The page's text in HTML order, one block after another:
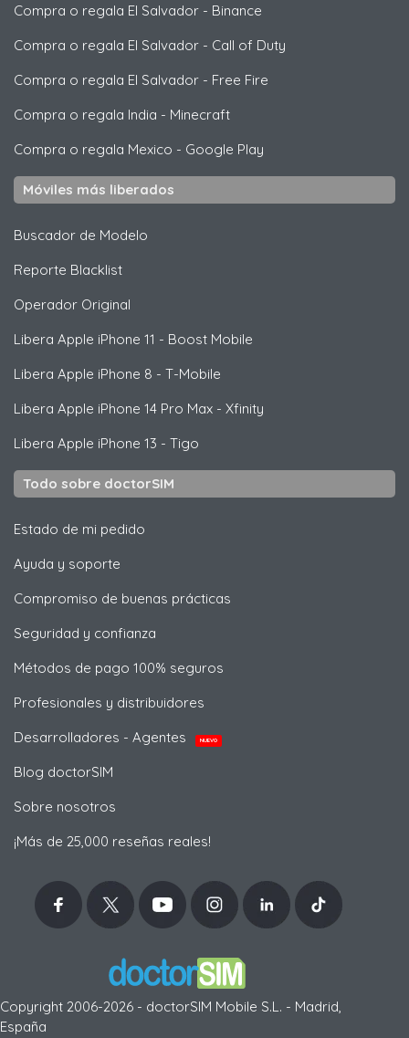
Compra o regala El Salvador - Binance
Compra o regala El Salvador - Call of Duty
Compra o regala El Salvador - Free Fire
Compra o regala India - Minecraft
Compra o regala Mexico - Google Play
Móviles más liberados
Buscador de Modelo
Reporte Blacklist
Operador Original
Libera Apple iPhone 11 - Boost Mobile
Libera Apple iPhone 8 - T-Mobile
Libera Apple iPhone 14 Pro Max - Xfinity
Libera Apple iPhone 13 - Tigo
Todo sobre doctorSIM
Estado de mi pedido
Ayuda y soporte
Compromiso de buenas prácticas
Seguridad y confianza
Métodos de pago 100% seguros
Profesionales y distribuidores
Desarrolladores - Agentes
NUEVO
Blog doctorSIM
Sobre nosotros
¡Más de 25,000 reseñas reales!
Copyright 2006-2026 - doctorSIM Mobile S.L. - Madrid,
España